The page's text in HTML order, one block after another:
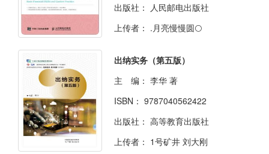
出版社：
人民邮电出版社
上传者： .月亮慢慢圆🌕
出纳实务（第五版）
主 编： 李华 著
ISBN： 9787040562422
出版社： 高等教育出版社
上传者： 1号矿井 刘大刚